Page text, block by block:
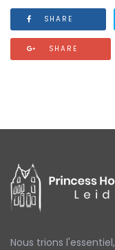
SHARE
SHARE
Nous trions l'essentiel,